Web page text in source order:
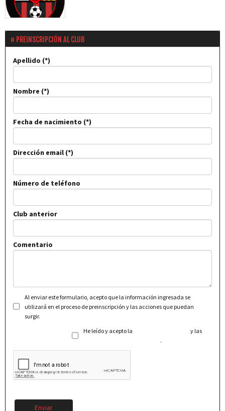
PREINSCRIPCIÓN AL CLUB
Apellido
Nombre
Fecha de nacimiento
Dirección email
Número de teléfono
Club anterior
Comentario
Al enviar este formulario, acepto que la información ingresada se
utilizará en el proceso de preinscripción y las acciones que puedan
surgir.
He leído y acepto la
y las
.
Enviar